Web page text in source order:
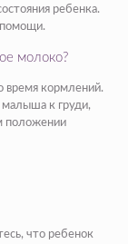
ребенка.
помощи.
молоко?
время кормлений.
малыша к груди,
положении
что ребенок